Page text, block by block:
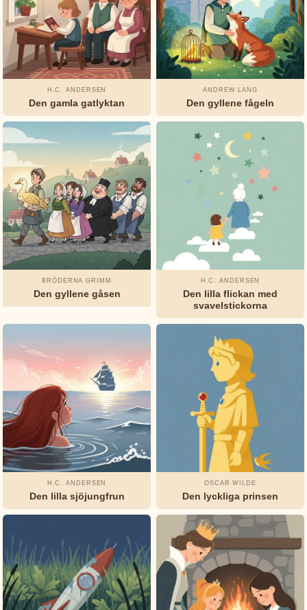
H.C. ANDERSEN
Den gamla gatlyktan
ANDREW LANG
Den gyllene fågeln
BRÖDERNA GRIMM
Den gyllene gåsen
H.C. ANDERSEN
Den lilla flickan med
svavelstickorna
H.C. ANDERSEN
Den lilla sjöjungfrun
OSCAR WILDE
Den lyckliga prinsen